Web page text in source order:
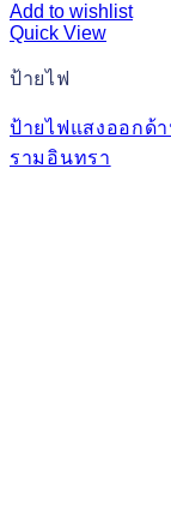
Add to wishlist
Quick View
ป้ายไฟ
ป้ายไฟแสงออกด้
รามอินทรา